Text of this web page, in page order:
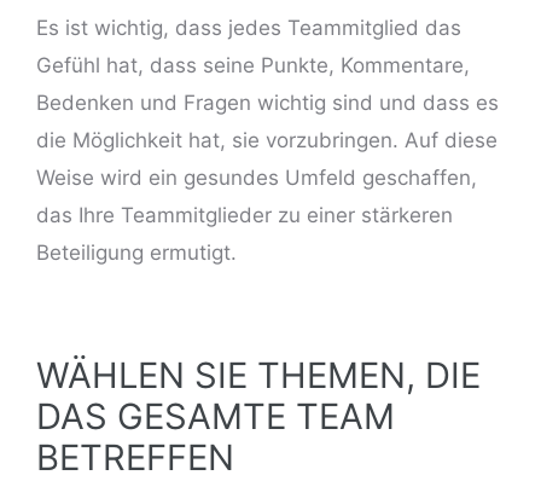
Es ist wichtig, dass jedes Teammitglied das
Gefühl hat, dass seine Punkte, Kommentare,
Bedenken und Fragen wichtig sind und dass es
die Möglichkeit hat, sie vorzubringen. Auf diese
Weise wird ein gesundes Umfeld geschaffen,
das Ihre Teammitglieder zu einer stärkeren
Beteiligung ermutigt.
WÄHLEN SIE THEMEN, DIE
DAS GESAMTE TEAM
BETREFFEN